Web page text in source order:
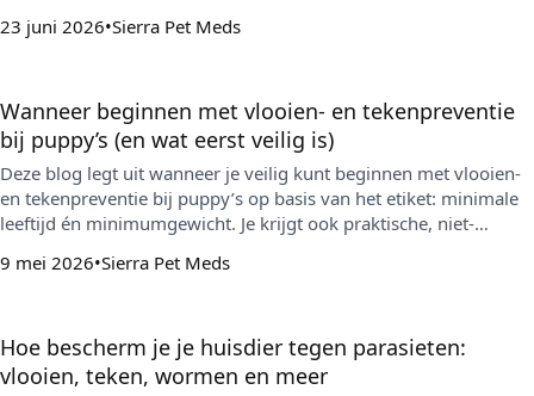
kopen en gemiste doses te voorkomen.
23 juni 2026 Sierra Pet Meds
Wanneer beginnen met vlooien- en tekenpreventie
bij puppy’s (en wat eerst veilig is)
Deze blog legt uit wanneer je veilig kunt beginnen met vlooien-
en tekenpreventie bij puppy’s op basis van het etiket: minimale
leeftijd én minimumgewicht. Je krijgt ook praktische, niet-
betrouwbaar preventieschema vol te houden.
9 mei 2026 Sierra Pet Meds
Hoe bescherm je je huisdier tegen parasieten:
vlooien, teken, wormen en meer